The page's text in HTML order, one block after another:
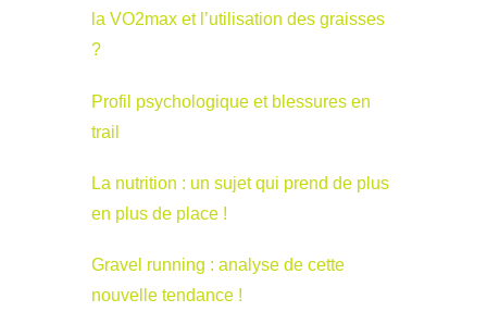
la VO2max et l’utilisation des graisses
?
Profil psychologique et blessures en
trail
La nutrition : un sujet qui prend de plus
en plus de place !
Gravel running : analyse de cette
nouvelle tendance !